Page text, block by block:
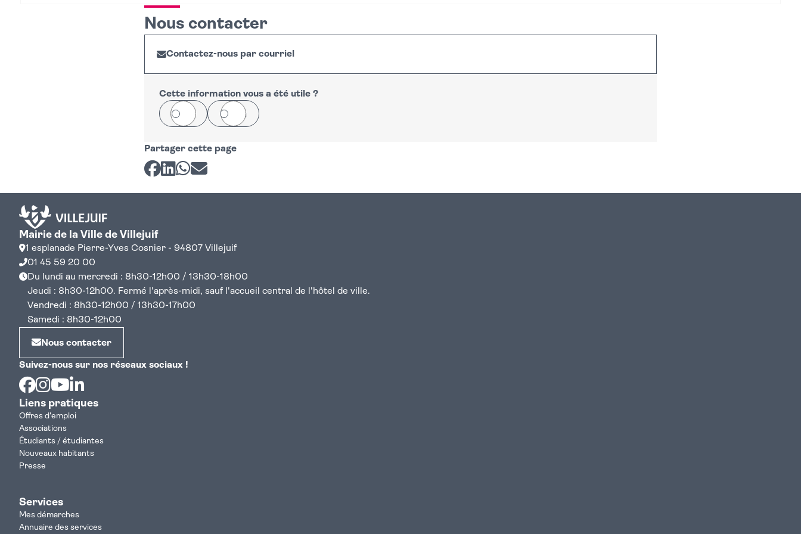
Nous contacter
Contactez-nous par courriel
Cette information vous a été utile ?
Oui Non
Partager cette page
Partager sur Facebook
Partager sur LinkedIn
Partager sur Whatsapp
Partager par courriel
Mairie de la Ville de Villejuif
1 esplanade Pierre-Yves Cosnier - 94807 Villejuif
01 45 59 20 00
Du lundi au mercredi : 8h30-12h00 / 13h30-18h00
Jeudi : 8h30-12h00. Fermé l'après-midi, sauf l'accueil central de l'hôtel de ville.
Vendredi : 8h30-12h00 / 13h30-17h00
Samedi : 8h30-12h00
Nous contacter
Suivez-nous sur nos réseaux sociaux !
Facebook
Instagram
Youtube
Liens pratiques
Offres d'emploi
Associations
Étudiants / étudiantes
Nouveaux habitants
Presse
Services
Mes démarches
Annuaire des services